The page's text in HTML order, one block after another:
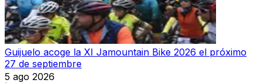
Guijuelo acoge la XI Jamountain Bike 2026 el próximo
27 de septiembre
5 ago 2026